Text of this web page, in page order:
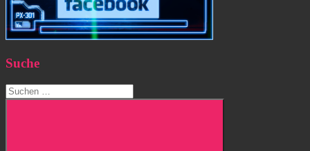
Suche
Suchen
nach: